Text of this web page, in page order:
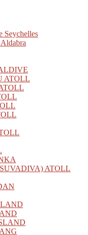
Seychelles
ATOLL
ATOLL